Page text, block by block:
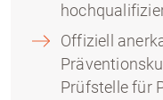
Offiziell
Prüfstelle für